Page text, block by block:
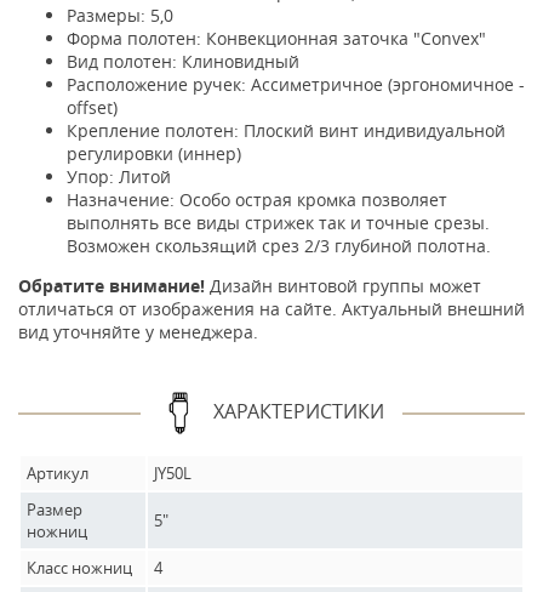
Размеры: 5,0
Форма полотен: Конвекционная заточка "Convex"
Вид полотен: Клиновидный
Расположение ручек: Ассиметричное (эргономичное -
offset)
Крепление полотен: Плоский винт индивидуальной
регулировки (иннер)
Упор: Литой
Назначение: Особо острая кромка позволяет
выполнять все виды стрижек так и точные срезы.
Возможен скользящий срез 2/3 глубиной полотна.
Обратите внимание! Дизайн винтовой группы может
отличаться от изображения на сайте. Актуальный внешний
вид уточняйте у менеджера.
ХАРАКТЕРИСТИКИ
Артикул
JY50L
Размер
ножниц
5"
Класс ножниц
4